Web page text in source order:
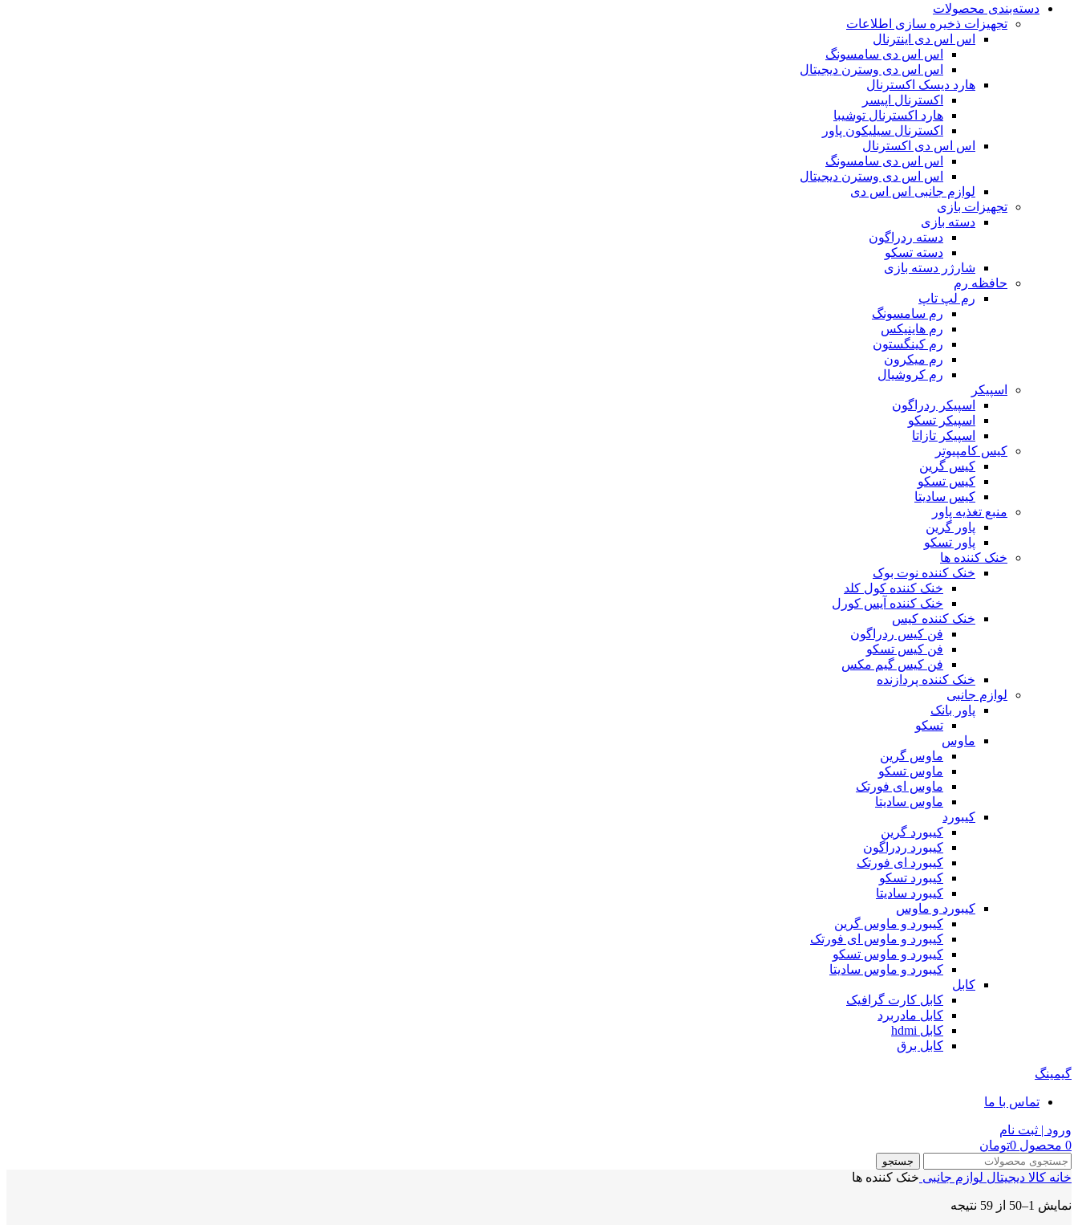
دسته‌بندی محصولات
تجهیزات ذخیره سازی اطلاعات
اس اس دی اینترنال
اس اس دی سامسونگ
اس اس دی وسترن دیجیتال
هارد دیسک اکسترنال
اکسترنال اپیسر
هارد اکسترنال توشیبا
اکسترنال سیلیکون پاور
اس اس دی اکسترنال
اس اس دی سامسونگ
اس اس دی وسترن دیجیتال
لوازم جانبی اس اس دی
تجهیزات بازی
دسته بازی
دسته ردراگون
دسته تسکو
شارژر دسته بازی
حافظه رم
رم لپ تاپ
رم سامسونگ
رم هاینیکس
رم کینگستون
رم میکرون
رم کروشیال
اسپیکر
اسپیکر ردراگون
اسپیکر تسکو
اسپیکر تازاتا
کیس کامپیوتر
کیس گرین
کیس تسکو
کیس سادیتا
منبع تغذیه‌ پاور
پاور گرین
پاور تسکو
خنک کننده ها
خنک کننده نوت بوک
خنک کننده کول کلد
خنک کننده آیس کورل
خنک کننده کیس
فن کیس ردراگون
فن کیس تسکو
فن کیس گیم مکس
خنک کننده پردازنده
لوازم جانبی
پاور بانک
تسکو
ماوس
ماوس گرین
ماوس تسکو
ماوس ای فورتک
ماوس سادیتا
کیبورد
کیبورد گرین
کیبورد ردراگون
کیبورد ای فورتک
کیبورد تسکو
کیبورد سادیتا
کیبورد و ماوس
کیبورد و ماوس گرین
کیبورد و ماوس ای فورتک
کیبورد و ماوس تسکو
کیبورد و ماوس سادیتا
کابل
کابل کارت گرافیک
کابل مادربرد
کابل hdmi
کابل برق
گیمینگ
تماس با ما
ورود | ثبت نام
0 محصول 0تومان
جستجو
خانه کالا دیجیتال لوازم جانبی خنک کننده ها
نمایش 1–50 از 59 نتیجه